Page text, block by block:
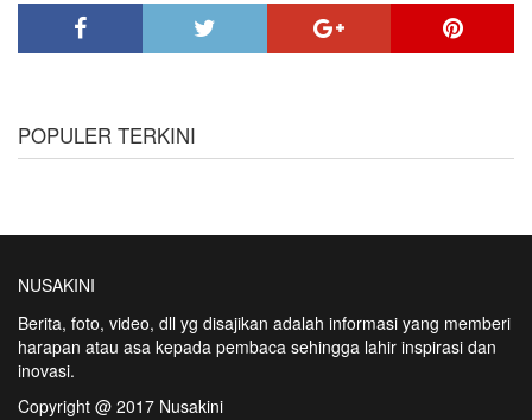
POPULER TERKINI
NUSAKINI
Berita, foto, video, dll yg disajikan adalah informasi yang memberi
harapan atau asa kepada pembaca sehingga lahir inspirasi dan
inovasi.
Copyright @ 2017 Nusakini